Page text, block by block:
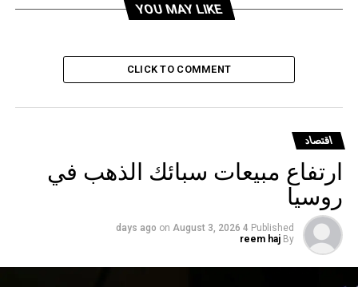
DON'T MISS
الذهب ينتعش من أدنى مستوياته في أسبوعين
YOU MAY LIKE
CLICK TO COMMENT
اقتصاد
ارتفاع مبيعات سبائك الذهب في
روسيا
Published
4 days ago
on August 3, 2026
By
reem haj